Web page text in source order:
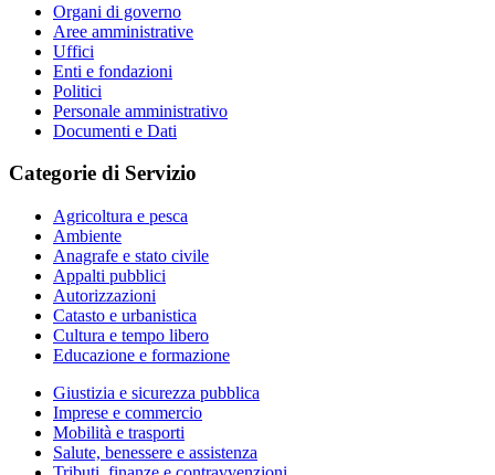
Organi di governo
Aree amministrative
Uffici
Enti e fondazioni
Politici
Personale amministrativo
Documenti e Dati
Categorie di Servizio
Agricoltura e pesca
Ambiente
Anagrafe e stato civile
Appalti pubblici
Autorizzazioni
Catasto e urbanistica
Cultura e tempo libero
Educazione e formazione
Giustizia e sicurezza pubblica
Imprese e commercio
Mobilità e trasporti
Salute, benessere e assistenza